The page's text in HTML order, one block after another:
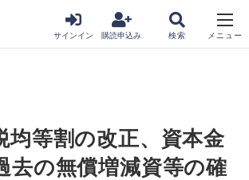
サインイン 購読申込み
均等割の改正、資本金
去の無償増減資等の確